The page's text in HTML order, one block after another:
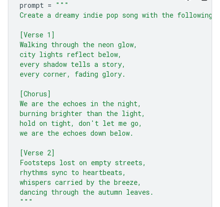
prompt = """
Create a dreamy indie pop song with the
[Verse 1]
Walking through the neon glow,
city lights reflect below,
every shadow tells a story,
every corner, fading glory.
[Chorus]
We are the echoes in the night,
burning brighter than the light,
hold on tight, don't let me go,
we are the echoes down below.
[Verse 2]
Footsteps lost on empty streets,
rhythms sync to heartbeats,
whispers carried by the breeze,
dancing through the autumn leaves.
"""